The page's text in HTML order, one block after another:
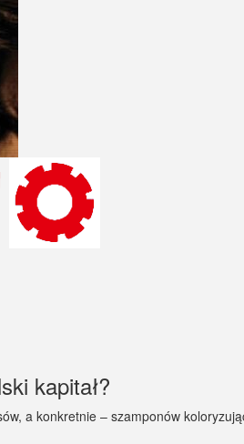
kapitał?
a konkretnie – szamponów